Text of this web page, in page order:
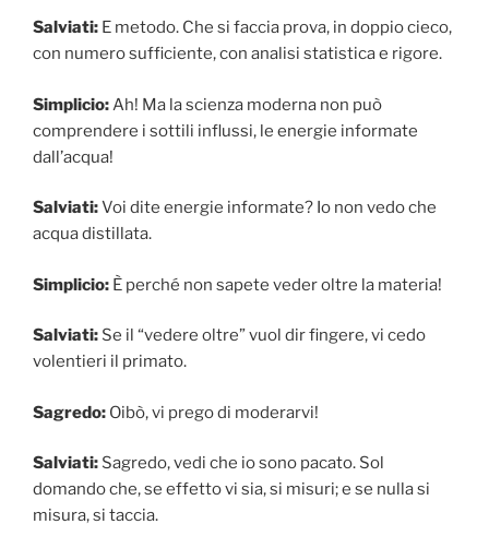
Salviati: E metodo. Che si faccia prova, in doppio cieco,
con numero sufficiente, con analisi statistica e rigore.
Simplicio: Ah! Ma la scienza moderna non può
comprendere i sottili influssi, le energie informate
dall’acqua!
Salviati:Voi dite energie informate? Io non vedo che
acqua distillata.
Simplicio: È perché non sapete veder oltre la materia!
Salviati: Se il “vedere oltre” vuol dir fingere, vi cedo
volentieri il primato.
Sagredo: Oibò, vi prego di moderarvi!
Salviati: Sagredo, vedi che io sono pacato. Sol
domando che, se effetto vi sia, si misuri; e se nulla si
misura, si taccia.